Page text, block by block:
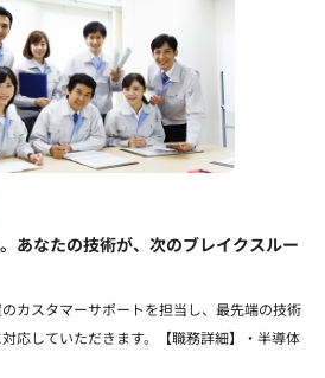
あなたの技術が、次のブレイクスルー
のカスタマーサポートを担当し、最先端の技術
応していただきます。【職務詳細】・半導体